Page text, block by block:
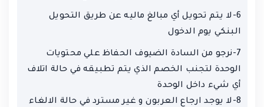
6-لا يتم تحويل أي مبالغ ماليه عن طريق التحويل
البنكي يوم الدخول
7-نرجو من السادة الضيوف الحفاظ علي محتويات
الوحدة لتجنب الخصم الذي يتم تطبيقه في حالة اتلاف
أي شيء داخل الوحدة
8-لا يوجد ارجاع العربون و غير مسترد في حالة الالغاء